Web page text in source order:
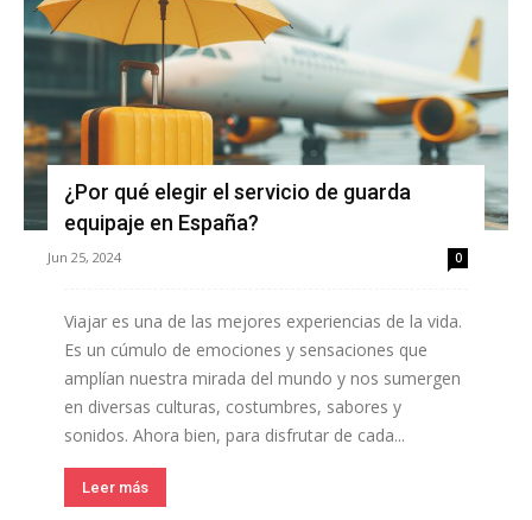
¿Por qué elegir el servicio de guarda
equipaje en España?
Jun 25, 2024 0
Viajar es una de las mejores experiencias de la vida.
Es un cúmulo de emociones y sensaciones que
amplían nuestra mirada del mundo y nos sumergen
en diversas culturas, costumbres, sabores y
sonidos. Ahora bien, para disfrutar de cada...
Leer más